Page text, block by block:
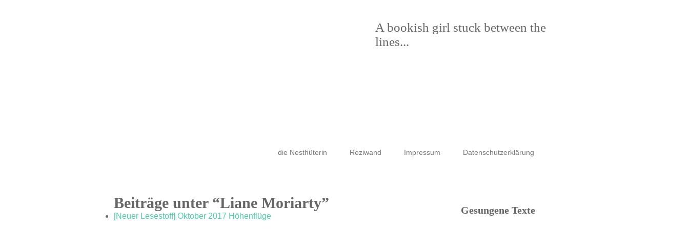
A bookish girl stuck between the
lines...
die Nesthüterin Reziwand Impressum Datenschutzerklärung
Beiträge unter “Liane Moriarty”
[Neuer Lesestoff] Oktober 2017 Höhenflüge
Gesungene Texte